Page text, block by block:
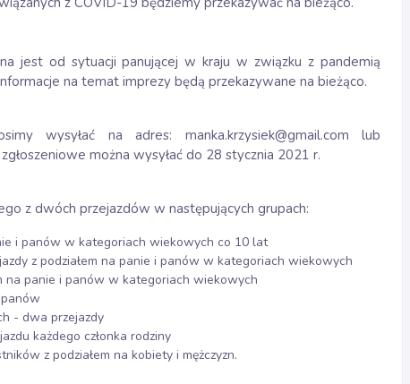
jest od sytuacji panującej w kraju w związku z pandemią
na temat imprezy będą przekazywane na bieżąco.
wysyłać na adres: manka.krzysiek@gmail.com lub
można wysyłać do 28 stycznia 2021 r.
z dwóch przejazdów w następujących grupach:
i panów w kategoriach wiekowych co 10 lat
z podziałem na panie i panów w kategoriach wiekowych
na panie i panów w kategoriach wiekowych
panów
- dwa przejazdy
każdego członka rodziny
z podziałem na kobiety i mężczyzn.